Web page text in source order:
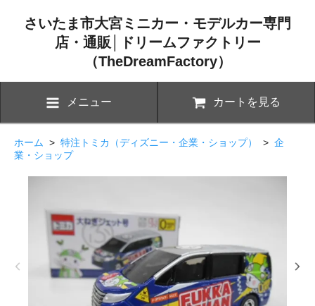
さいたま市大宮ミニカー・モデルカー専門
店・通販│ドリームファクトリー
（TheDreamFactory）
メニュー カートを見る
ホーム > 特注トミカ（ディズニー・企業・ショップ） > 企
業・ショップ